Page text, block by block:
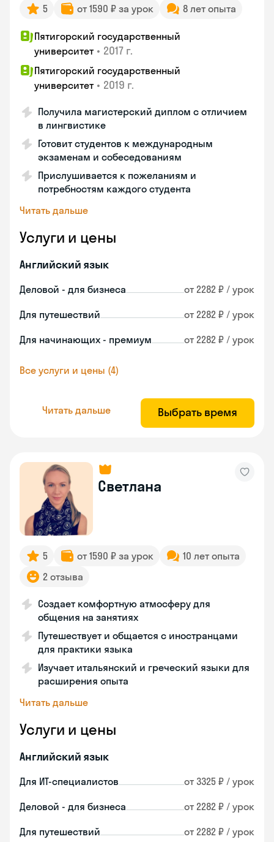
5 от 1590 ₽ за урок 8 лет опыта
Пятигорский государственный
университет • 2017 г.
Пятигорский государственный
университет • 2019 г.
Получила магистерский диплом с отличием
в лингвистике
Готовит студентов к международным
экзаменам и собеседованиям
Прислушивается к пожеланиям и
потребностям каждого студента
Читать дальше
Услуги и цены
Английский язык
Деловой - для бизнеса от 2282 ₽ / урок
Для путешествий от 2282 ₽ / урок
Для начинающих - премиум от 2282 ₽ / урок
Все услуги и цены (4)
Читать дальше Выбрать время
Светлана
5 от 1590 ₽ за урок
10 лет опыта
2 отзыва
Создает комфортную атмосферу для
общения на занятиях
Путешествует и общается с иностранцами
для практики языка
Изучает итальянский и греческий языки для
расширения опыта
Читать дальше
Услуги и цены
Английский язык
Для ИТ-специалистов от 3325 ₽ / урок
Деловой - для бизнеса от 2282 ₽ / урок
Для путешествий от 2282 ₽ / урок